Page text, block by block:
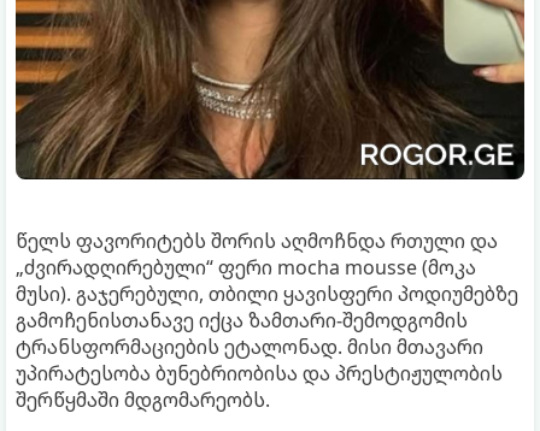
წელს ფავორიტებს შორის აღმოჩნდა რთული და
„ძვირადღირებული“ ფერი mocha mousse (მოკა
მუსი). გაჯერებული, თბილი ყავისფერი პოდიუმებზე
გამოჩენისთანავე იქცა ზამთარი-შემოდგომის
ტრანსფორმაციების ეტალონად. მისი მთავარი
უპირატესობა ბუნებრიობისა და პრესტიჟულობის
შერწყმაში მდგომარეობს.